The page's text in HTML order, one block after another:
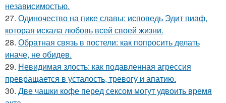
независимостью.
27. Одиночество на пике славы: исповедь Эдит пиаф,
которая искала любовь всей своей жизни.
28. Обратная связь в постели: как попросить делать
иначе, не обидев.
29. Невидимая злость: как подавленная агрессия
превращается в усталость, тревогу и апатию.
30. Две чашки кофе перед сексом могут удвоить время